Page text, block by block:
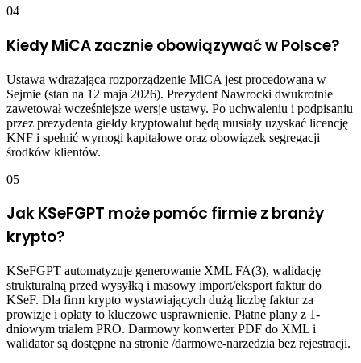
04
Kiedy MiCA zacznie obowiązywać w Polsce?
Ustawa wdrażająca rozporządzenie MiCA jest procedowana w
Sejmie (stan na 12 maja 2026). Prezydent Nawrocki dwukrotnie
zawetował wcześniejsze wersje ustawy. Po uchwaleniu i podpisaniu
przez prezydenta giełdy kryptowalut będą musiały uzyskać licencję
KNF i spełnić wymogi kapitałowe oraz obowiązek segregacji
środków klientów.
05
Jak KSeFGPT może pomóc firmie z branży
krypto?
KSeFGPT automatyzuje generowanie XML FA(3), walidację
strukturalną przed wysyłką i masowy import/eksport faktur do
KSeF. Dla firm krypto wystawiających dużą liczbę faktur za
prowizje i opłaty to kluczowe usprawnienie. Płatne plany z 1-
dniowym trialem PRO. Darmowy konwerter PDF do XML i
walidator są dostępne na stronie /darmowe-narzedzia bez rejestracji.